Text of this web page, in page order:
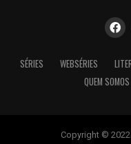
SÉRIES WEBSÉRIES
QUEM SOMOS
Copyright ©